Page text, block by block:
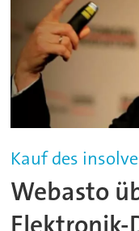
Kauf des
Webasto